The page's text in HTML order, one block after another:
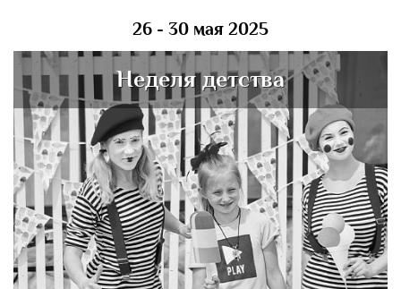
26 - 30 мая 2025
Неделя детства